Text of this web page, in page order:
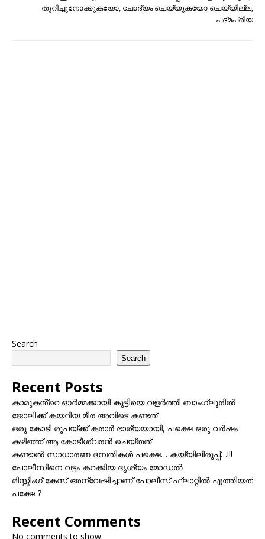
തുറിച്ചുനോക്കുകയോ, ചോദ്യം ചെയ്യുകയോ ചെയ്യില്ല,
പദ്മപ്രിയ
Search
Search
Recent Posts
കാമുകൻ്റെ ഓർമ്മക്കായി കുട്ടിയെ വളർത്തി ബാംഗ്ലൂരിൽ
ജോലിക്ക് കയറിയ മീര അവിടെ കണ്ടത്
ഒരു കോടി രൂപയ്ക്ക് കരാർ ഭാര്യയായി, പക്ഷെ ഒരു വർഷം
കഴിഞ്ഞ് ആ കോടീശ്വരൻ ചെയ്തത്
കണ്ടാൽ സാധാരണ ദമ്പതികൾ പക്ഷെ… കയ്യിലിരുപ്പ്…!!!
പോലീസിനെ വട്ടം കറക്കിയ ദൃശ്യം മോഡല്‍
മിസ്സിംഗ് കേസ് അന്വേഷിച്ചാണ് പോലീസ് ഫ്ലാറ്റിൽ എത്തിയത്
പക്ഷേ ?
Recent Comments
No comments to show.